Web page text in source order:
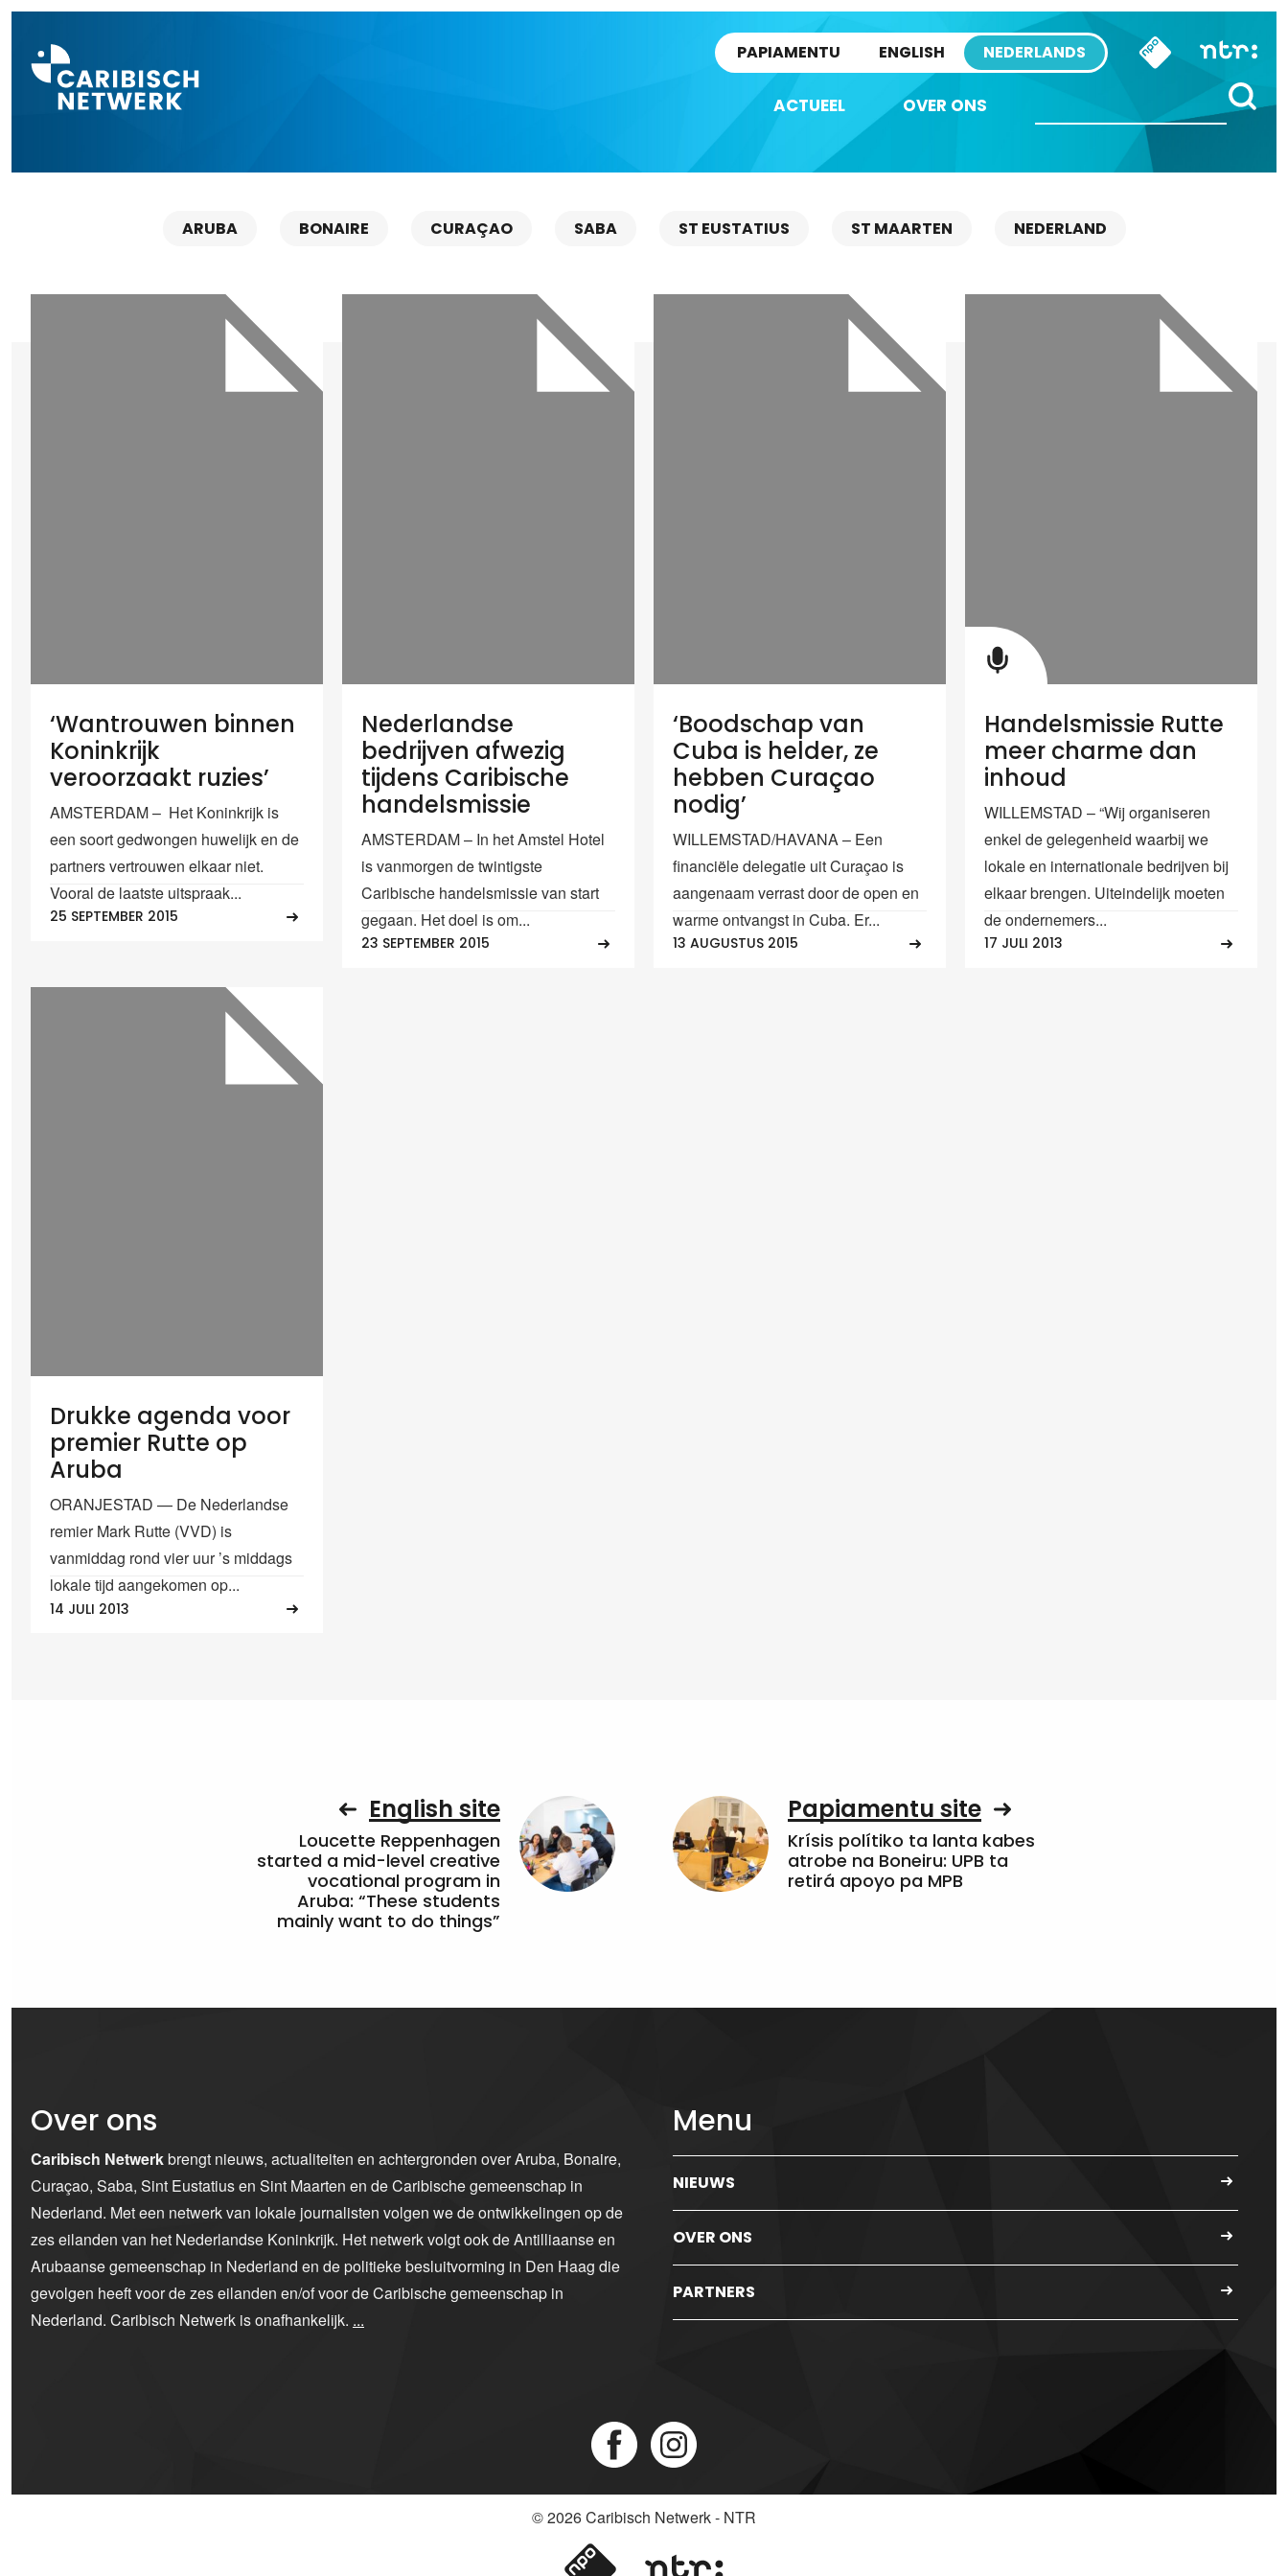
PAPIAMENTU ENGLISH NEDERLANDS
ACTUEEL OVER ONS
ARUBA BONAIRE CURAÇAO SABA ST EUSTATIUS ST MAARTEN NEDERLAND
‘Wantrouwen binnen
Koninkrijk
veroorzaakt ruzies’
AMSTERDAM – Het Koninkrijk is
een soort gedwongen huwelijk en de
partners vertrouwen elkaar niet.
Vooral de laatste uitspraak...
25 SEPTEMBER 2015
Nederlandse
bedrijven afwezig
tijdens Caribische
handelsmissie
AMSTERDAM – In het Amstel Hotel
is vanmorgen de twintigste
Caribische handelsmissie van start
gegaan. Het doel is om...
23 SEPTEMBER 2015
‘Boodschap van
Cuba is helder, ze
hebben Curaçao
nodig’
WILLEMSTAD/HAVANA – Een
financiële delegatie uit Curaçao is
aangenaam verrast door de open en
warme ontvangst in Cuba. Er...
13 AUGUSTUS 2015
Handelsmissie Rutte
meer charme dan
inhoud
WILLEMSTAD – “Wij organiseren
enkel de gelegenheid waarbij we
lokale en internationale bedrijven bij
elkaar brengen. Uiteindelijk moeten
de ondernemers...
17 JULI 2013
Drukke agenda voor
premier Rutte op
Aruba
ORANJESTAD — De Nederlandse
remier Mark Rutte (VVD) is
vanmiddag rond vier uur ’s middags
lokale tijd aangekomen op...
14 JULI 2013
English site
Loucette Reppenhagen
started a mid-level creative
vocational program in
Aruba: “These students
mainly want to do things”
Papiamentu site
Krísis polítiko ta lanta kabes
atrobe na Boneiru: UPB ta
retirá apoyo pa MPB
Over ons
Caribisch Netwerkbrengt nieuws, actualiteiten en achtergronden over Aruba, Bonaire,
Curaçao, Saba, Sint Eustatius en Sint Maarten en de Caribische gemeenschap in
Nederland. Met een netwerk van lokale journalisten volgen we de ontwikkelingen op de
zes eilanden van het Nederlandse Koninkrijk. Het netwerk volgt ook de Antilliaanse en
Arubaanse gemeenschap in Nederland en de politieke besluitvorming in Den Haag die
gevolgen heeft voor de zes eilanden en/of voor de Caribische gemeenschap in
Nederland. Caribisch Netwerk is onafhankelijk. ...
Menu
NIEUWS
OVER ONS
PARTNERS
© 2026Caribisch Netwerk - NTR